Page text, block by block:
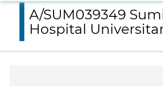
A/SUM039349
Hospital